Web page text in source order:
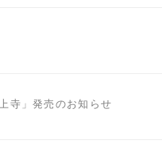
寺」発売のお知らせ